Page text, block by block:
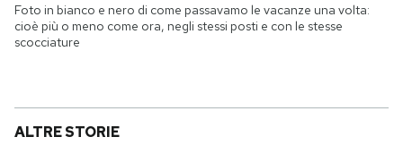
Foto in bianco e nero di come passavamo le vacanze una volta:
cioè più o meno come ora, negli stessi posti e con le stesse
scocciature
ALTRE STORIE